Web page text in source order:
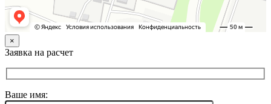
×
Заявка на расчет
Ваше имя: